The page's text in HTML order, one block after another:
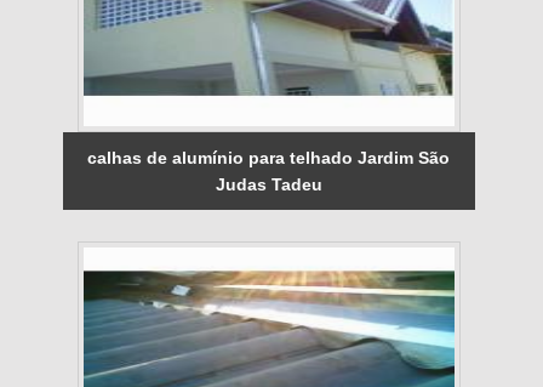
calhas de alumínio para telhado Jardim São
Judas Tadeu